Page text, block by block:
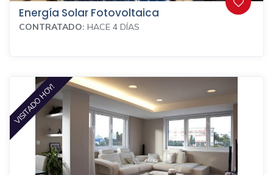
Energía Solar Fotovoltaica
CONTRATADO: HACE 4 DÍAS
VISITADO HOY!